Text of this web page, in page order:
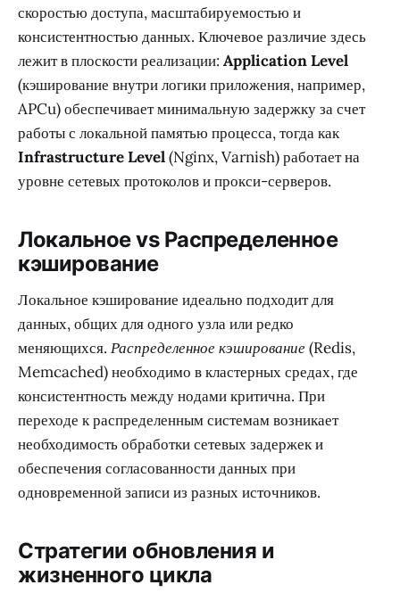
скоростью доступа, масштабируемостью и
консистентностью данных. Ключевое различие здесь
лежит в плоскости реализации: Application Level
(кэширование внутри логики приложения, например,
APCu) обеспечивает минимальную задержку за счет
работы с локальной памятью процесса, тогда как
Infrastructure Level(Nginx, Varnish) работает на
уровне сетевых протоколов и прокси-серверов.
Локальное vs Распределенное
кэширование
Локальное кэширование идеально подходит для
данных, общих для одного узла или редко
меняющихся. Распределенное кэширование (Redis,
Memcached) необходимо в кластерных средах, где
консистентность между нодами критична. При
переходе к распределенным системам возникает
необходимость обработки сетевых задержек и
обеспечения согласованности данных при
одновременной записи из разных источников.
Стратегии обновления и
жизненного цикла